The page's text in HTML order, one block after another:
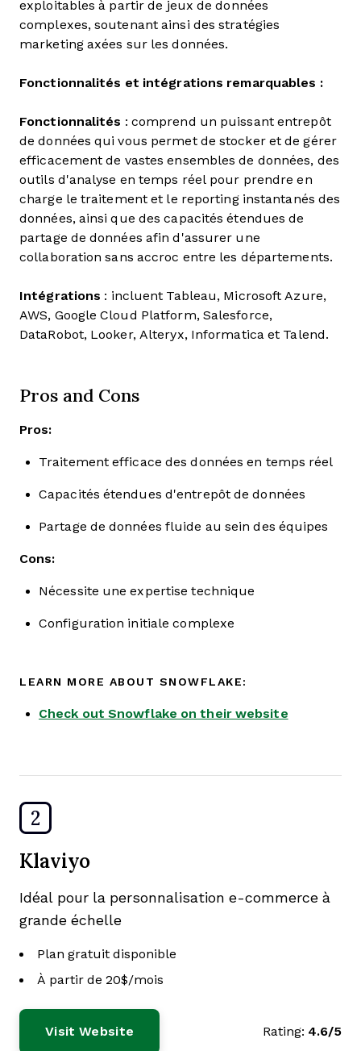
exploitables à partir de jeux de données
complexes, soutenant ainsi des stratégies
marketing axées sur les données.
Fonctionnalités et intégrations remarquables :
Fonctionnalités : comprend un puissant entrepôt
de données qui vous permet de stocker et de gérer
efficacement de vastes ensembles de données, des
outils d'analyse en temps réel pour prendre en
charge le traitement et le reporting instantanés des
données, ainsi que des capacités étendues de
partage de données afin d'assurer une
collaboration sans accroc entre les départements.
Intégrations : incluent Tableau, Microsoft Azure,
AWS, Google Cloud Platform, Salesforce,
DataRobot, Looker, Alteryx, Informatica et Talend.
Pros and Cons
Pros:
Traitement efficace des données en temps réel
Capacités étendues d'entrepôt de données
Partage de données fluide au sein des équipes
Cons:
Nécessite une expertise technique
Configuration initiale complexe
LEARN MORE ABOUT SNOWFLAKE:
Check out Snowflake on their website
2
Klaviyo
Idéal pour la personnalisation e-commerce à
grande échelle
Plan gratuit disponible
À partir de 20$/mois
Visit Website Rating: 4.6/5